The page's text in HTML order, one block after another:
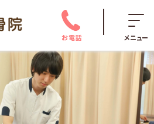
お電話 メニュー